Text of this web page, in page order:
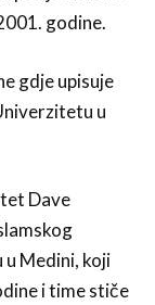
godine.
gdje upisuje
u
Dave
Medini, koji
i time stiče